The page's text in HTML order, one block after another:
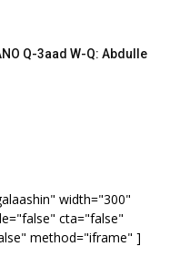
Q-3aad W-Q: Abdulle
width="300"
cta="false"
method="iframe" ]